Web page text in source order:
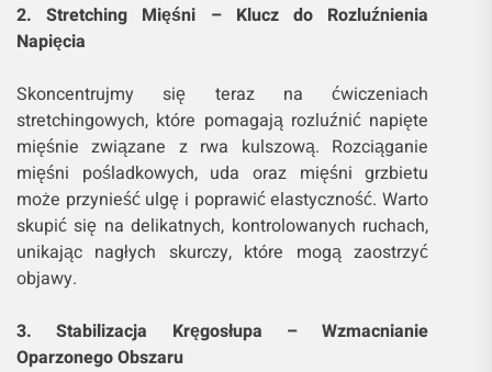
2. Stretching Mięśni – Klucz do Rozluźnienia
Napięcia
Skoncentrujmy się teraz na ćwiczeniach
stretchingowych, które pomagają rozluźnić napięte
mięśnie związane z rwa kulszową. Rozciąganie
mięśni pośladkowych, uda oraz mięśni grzbietu
może przynieść ulgę i poprawić elastyczność. Warto
skupić się na delikatnych, kontrolowanych ruchach,
unikając nagłych skurczy, które mogą zaostrzyć
objawy.
3. Stabilizacja Kręgosłupa – Wzmacnianie
Oparzonego Obszaru